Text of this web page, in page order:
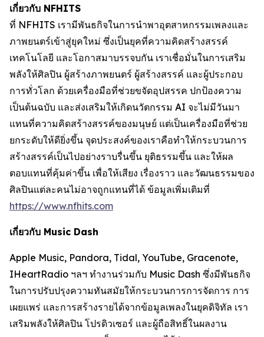
เกี่ยวกับ NFHITS
ที่ NFHITS เรามีพันธกิจในการนำพาอุตสาหกรรมเพลงและ
ภาพยนตร์เข้าสู่ยุคใหม่ ซึ่งเป็นยุคที่ความคิดสร้างสรรค์
เทคโนโลยี และโอกาสมาบรรจบกัน เราเชื่อมั่นในการเสริม
พลังให้ศิลปิน ผู้สร้างภาพยนตร์ ผู้สร้างสรรค์ และผู้ประกอบ
การทั่วโลก ด้วยเครื่องมือที่ช่วยขจัดอุปสรรค ปกป้องความ
เป็นต้นฉบับ และส่งเสริมให้เกิดนวัตกรรม AI จะไม่มีวันมา
แทนที่ความคิดสร้างสรรค์ของมนุษย์ แต่เป็นเครื่องมือที่ช่วย
ยกระดับให้ดียิ่งขึ้น จุดประสงค์ของเราคือทำให้กระบวนการ
สร้างสรรค์เป็นไปอย่างราบรื่นขึ้น ยุติธรรมขึ้น และให้ผล
ตอบแทนที่คุ้มค่าขึ้น เพื่อให้เสียง เรื่องราว และวัฒนธรรมของ
ศิลปินแต่ละคนไม่อาจถูกแทนที่ได้ ข้อมูลเพิ่มเติมที่
https://www.nfhits.com
เกี่ยวกับ Music Dash
Apple Music, Pandora, Tidal, YouTube, Gracenote,
IHeartRadio ฯลฯ ทำงานร่วมกับ Music Dash ซึ่งมีพันธกิจ
ในการปรับปรุงความทันสมัยให้กระบวนการการจัดการ การ
เผยแพร่ และการสร้างรายได้จากข้อมูลเพลงในยุคดิจิทัล เรา
เสริมพลังให้ศิลปิน โปรดิวเซอร์ และผู้ถือสิทธิ์ในผลงาน